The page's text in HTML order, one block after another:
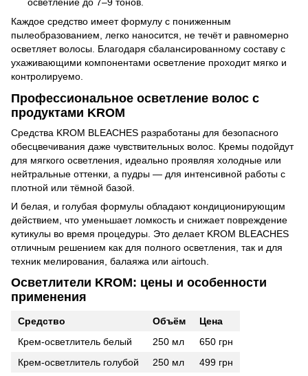
Каждое средство имеет формулу с пониженным
пылеобразованием, легко наносится, не течёт и равномерно
осветляет волосы. Благодаря сбалансированному составу с
ухаживающими компонентами осветление проходит мягко и
контролируемо.
Профессиональное осветление волос с
продуктами KROM
Средства KROM BLEACHES разработаны для безопасного
обесцвечивания даже чувствительных волос. Кремы подойдут
для мягкого осветления, идеально проявляя холодные или
нейтральные оттенки, а пудры — для интенсивной работы с
плотной или тёмной базой.
И белая, и голубая формулы обладают кондиционирующим
действием, что уменьшает ломкость и снижает повреждение
кутикулы во время процедуры. Это делает KROM BLEACHES
отличным решением как для полного осветления, так и для
техник мелирования, балаяжа или airtouch.
Осветлители KROM: цены и особенности
применения
Средство Объём
Цена
Крем-осветлитель белый
250 мл
650 грн
Крем-осветлитель голубой
250 мл
499 грн